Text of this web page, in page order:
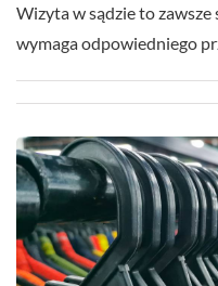
Wizyta w sądzie to
wymaga odpowiedniego